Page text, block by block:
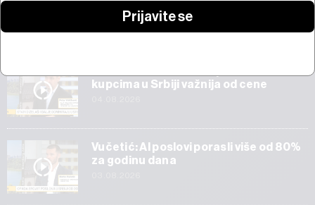
Start
kupcima u Srbiji važnija od cene
Vučetić: AI poslovi porasli više od 80%
za godinu dana
Prijavite se